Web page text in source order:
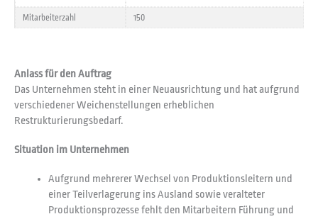
Mitarbeiterzahl 150
Anlass für den Auftrag
Das Unternehmen steht in einer Neuausrichtung und hat aufgrund
verschiedener Weichenstellungen erheblichen
Restrukturierungsbedarf.
Situation im Unternehmen
Aufgrund mehrerer Wechsel von Produktionsleitern und
einer Teilverlagerung ins Ausland sowie veralteter
Produktionsprozesse fehlt den Mitarbeitern Führung und